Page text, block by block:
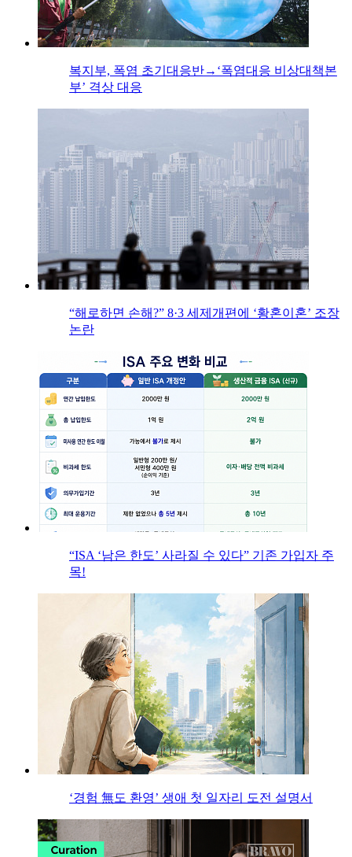
복지부, 폭염 초기대응반→‘폭염대응 비상대책본
부’ 격상 대응
“해로하면 손해?” 8·3 세제개편에 ‘황혼이혼’ 조장
논란
“ISA ‘남은 한도’ 사라질 수 있다” 기존 가입자 주
목!
‘경험 無도 환영’ 생애 첫 일자리 도전 설명서